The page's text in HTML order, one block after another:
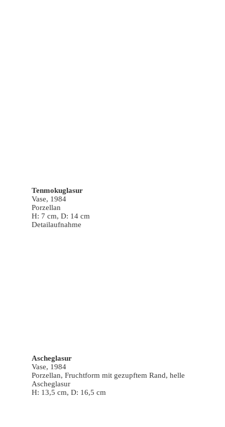
Tenmokuglasur
Vase, 1984
Porzellan
H: 7 cm, D: 14 cm
Detailaufnahme
Ascheglasur
Vase, 1984
Porzellan, Fruchtform mit gezupftem Rand, helle
Ascheglasur
H: 13,5 cm, D: 16,5 cm